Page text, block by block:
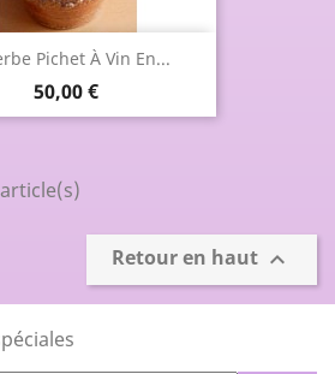
Pichet À Vin En...
Prix
50,00 €
Retour en haut 